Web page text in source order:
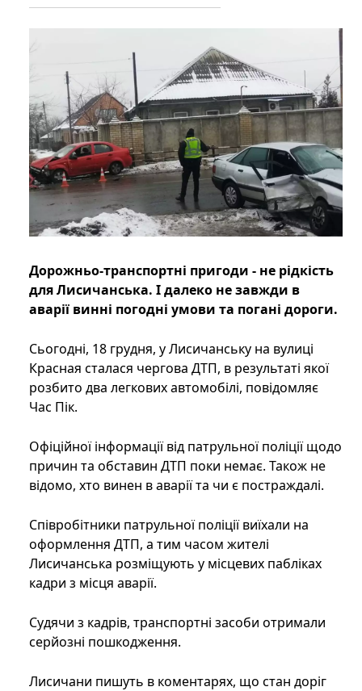
Дорожньо-транспортні пригоди - не рідкість
для Лисичанська. І далеко не завжди в
аварії винні погодні умови та погані дороги.
Сьогодні, 18 грудня, у Лисичанську на вулиці
Красная сталася чергова ДТП, в результаті якої
розбито два легкових автомобілі, повідомляє
Час Пік.
Офіційної інформації від патрульної поліції щодо
причин та обставин ДТП поки немає. Також не
відомо, хто винен в аварії та чи є постраждалі.
Співробітники патрульної поліції виїхали на
оформлення ДТП, а тим часом жителі
Лисичанська розміщують у місцевих пабліках
кадри з місця аварії.
Судячи з кадрів, транспортні засоби отримали
серйозні пошкодження.
Лисичани пишуть в коментарях, що стан доріг